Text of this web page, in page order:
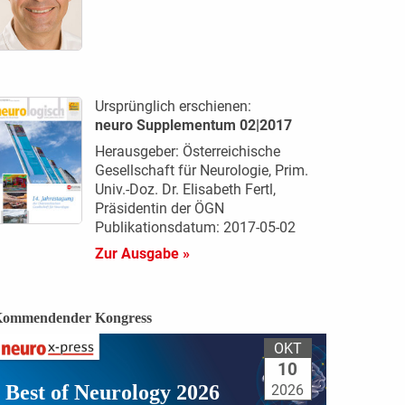
Ursprünglich erschienen:
neuro Supplementum 02|2017
Herausgeber: Österreichische
Gesellschaft für Neurologie, Prim.
Univ.-Doz. Dr. Elisabeth Fertl,
Präsidentin der ÖGN
Publikationsdatum: 2017-05-02
Zur Ausgabe »
Kongress
Best of Neurology 2026
OKT
10
2026